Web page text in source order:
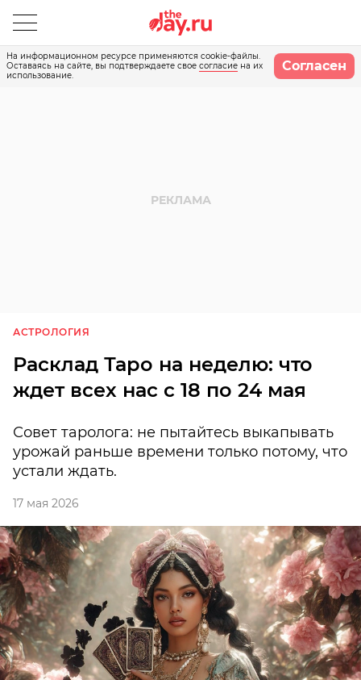
На информационном ресурсе применяются cookie-файлы.
Оставаясь на сайте, вы подтверждаете свое согласие на их
использование.
Согласен
АСТРОЛОГИЯ
Расклад Таро на неделю: что
ждет всех нас с 18 по 24 мая
Совет таролога: не пытайтесь выкапывать
урожай раньше времени только потому, что
устали ждать.
17 мая 2026